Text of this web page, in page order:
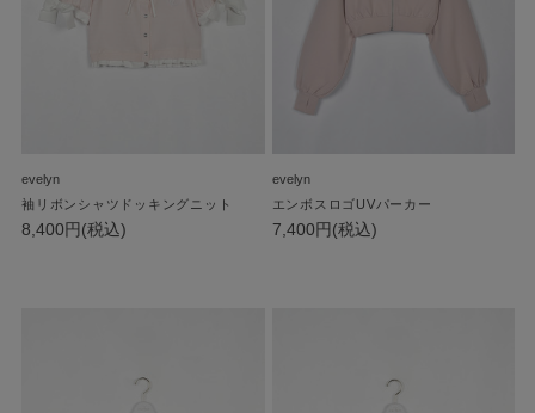
evelyn
袖リボンシャツドッキングニット
8,400円(税込)
evelyn
エンボスロゴUVパーカー
7,400円(税込)